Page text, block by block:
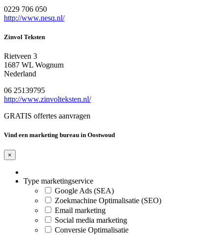
0229 706 050
http://www.nesq.nl/
Zinvol Teksten
Rietveen 3
1687 WL Wognum
Nederland
06 25139795
http://www.zinvolteksten.nl/
GRATIS offertes aanvragen
Vind een marketing bureau in Oostwoud
×
Type marketingservice
Google Ads (SEA)
Zoekmachine Optimalisatie (SEO)
Email marketing
Social media marketing
Conversie Optimalisatie